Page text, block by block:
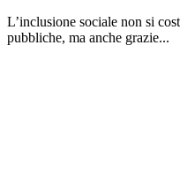
L’inclusione sociale non si
pubbliche, ma anche grazie...